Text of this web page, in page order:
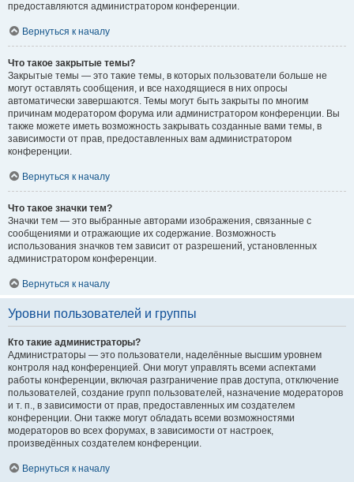
предоставляются администратором конференции.
Вернуться к началу
Что такое закрытые темы?
Закрытые темы — это такие темы, в которых пользователи больше не
могут оставлять сообщения, и все находящиеся в них опросы
автоматически завершаются. Темы могут быть закрыты по многим
причинам модератором форума или администратором конференции. Вы
также можете иметь возможность закрывать созданные вами темы, в
зависимости от прав, предоставленных вам администратором
конференции.
Вернуться к началу
Что такое значки тем?
Значки тем — это выбранные авторами изображения, связанные с
сообщениями и отражающие их содержание. Возможность
использования значков тем зависит от разрешений, установленных
администратором конференции.
Вернуться к началу
Уровни пользователей и группы
Кто такие администраторы?
Администраторы — это пользователи, наделённые высшим уровнем
контроля над конференцией. Они могут управлять всеми аспектами
работы конференции, включая разграничение прав доступа, отключение
пользователей, создание групп пользователей, назначение модераторов
и т. п., в зависимости от прав, предоставленных им создателем
конференции. Они также могут обладать всеми возможностями
модераторов во всех форумах, в зависимости от настроек,
произведённых создателем конференции.
Вернуться к началу